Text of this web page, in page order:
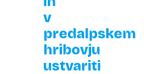
v
predalpskem
hribovju
ustvariti